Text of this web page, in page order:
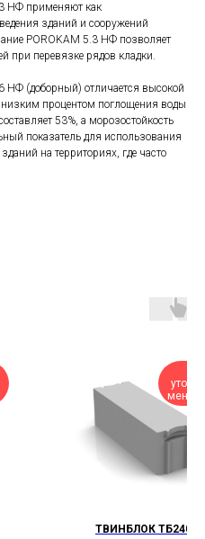
НФ применяют как
зданий и сооружений
POROKAM 5.3 НФ позволяет
при перевязке рядов кладки.
НФ (доборный) отличается высокой
процентом поглощения воды
53%, а морозостойкость
показатель для использования
на территориях, где часто
ТВИНБЛОК ТБ240-